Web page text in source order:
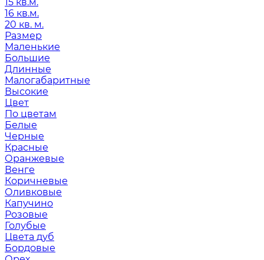
16 кв.м.
20 кв. м.
Размер
Маленькие
Большие
Длинные
Малогабаритные
Высокие
Цвет
По цветам
Белые
Черные
Красные
Оранжевые
Венге
Коричневые
Оливковые
Капучино
Розовые
Голубые
Цвета дуб
Бордовые